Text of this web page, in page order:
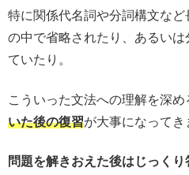
特に関係代名詞や分詞構文な
の中で省略されたり、あるい
ていたり。
こういった文法への理解を深め
いた後の復習が大事になってき
問題を解きおえた後はじっくり